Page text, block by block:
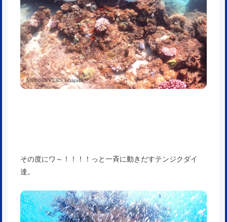
その度にワ～！！！！っと一斉に動きだすテンジクダイ
達。